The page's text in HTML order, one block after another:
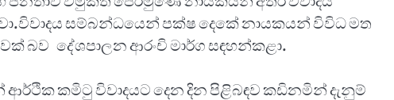
සම්බන්ධයෙන් පක්ෂ දෙකේ නායකයන් විවිධ මත
බව දේශපාලන ආරංචි මාර්ග සඳහන්කළා.
කමිටු විවාදයට දෙන දින පිළිබඳව කඩිනමින් දැනුම්